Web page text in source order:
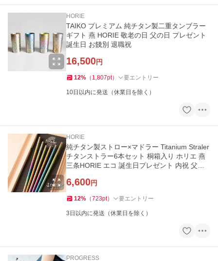
HORIE
TAIKO プレミアム 純チタン製二重タンブラー
ギフト 燕 HORIE 敬老の日 父の日 プレゼント
誕生日 お餞別 退職祝
16,500円
12% （ 1,807pt） 要エントリー
10日以内に発送（休業日を除く）
HORIE
純チタン製ストロー×マドラー Titanium Straler
チタンストラー6本セット 桐箱入り ホリエ 燕
三条HORIE エコ 誕生日プレゼント 内祝 父の
6,600円
12% （723pt） 要エントリー
3日以内に発送（休業日を除く）
PROGRESS